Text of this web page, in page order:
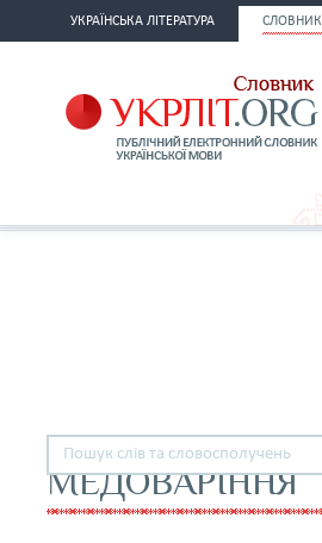
УКРАЇНСЬКА ЛІТЕРАТУРА СЛОВНИК
МЕДОВАРІННЯ